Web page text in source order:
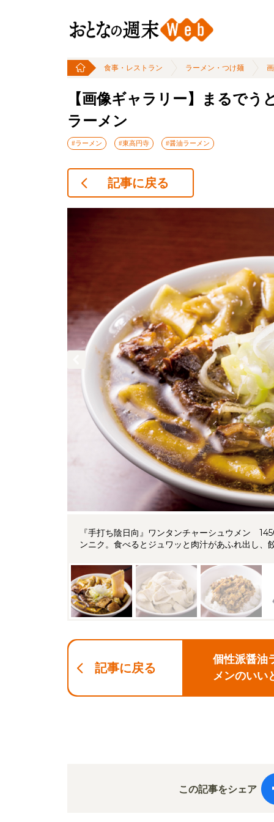
食事・レストラン ラーメン・つけ麺
【画像ギャラリー】まるで
ラーメン
#ラーメン #東高円寺 #醤油ラーメン
記事に戻る
『手打ち陰日向』ワンタンチャーシュウメン
ンニク。食べるとジュワッと肉汁があふれ出し、
記事に戻る
個性派醤油
メンのいい
この記事をシェア